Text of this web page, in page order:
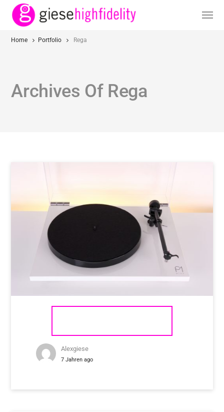
Home Portfolio Rega
Archives Of Rega
Alexgiese
7 Jahren ago